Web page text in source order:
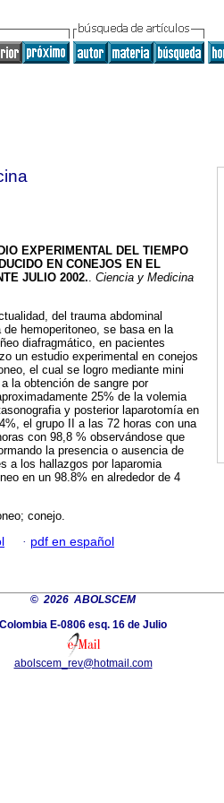
EXPERIMENTAL DEL TIEMPO
EN CONEJOS EN EL
JULIO 2002.. Ciencia y Medicina
del trauma abdominal
hemoperitoneo, se basa en la
diafragmático, en pacientes
un estudio experimental en conejos
el cual se logro mediante mini
la obtención de sangre por
25% de la volemia
y posterior laparotomía en
el grupo II a las 72 horas con una
con 98,8 % observándose que
la presencia o ausencia de
a los hallazgos por laparomia
en un 98.8% en alrededor de 4
conejo.
· pdf en español
©2026 ABOLSCEM
Colombia E-0806 esq. 16 de Julio
abolscem_rev@hotmail.com